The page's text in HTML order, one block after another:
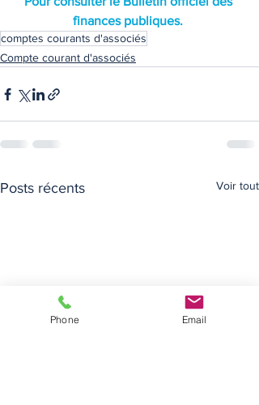
finances publiques.
comptes courants d'associés
Compte courant d'associés
Posts récents Voir tout
Phone Email